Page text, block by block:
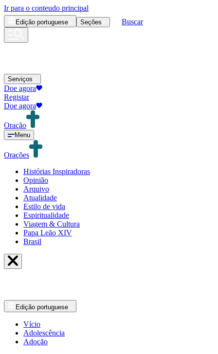
Ir para o conteudo principal
Edição portuguese Seções Buscar
Serviços
Doe agora
Registar
Doe agora
Oração
Menu
Orações
Histórias Inspiradoras
Opinião
Arquivo
Atualidade
Estilo de vida
Espiritualidade
Viagem & Cultura
Papa Leão XIV
Brasil
Edição portuguese
Vício
Adolescência
Adoção